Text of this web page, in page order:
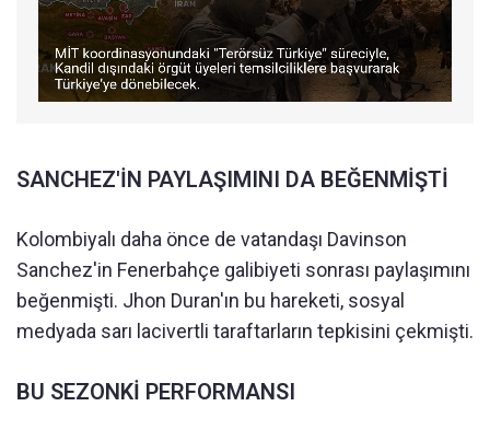
SANCHEZ'İN PAYLAŞIMINI DA BEĞENMİŞTİ
Kolombiyalı daha önce de vatandaşı Davinson
Sanchez'in Fenerbahçe galibiyeti sonrası paylaşımını
beğenmişti. Jhon Duran'ın bu hareketi, sosyal
medyada sarı lacivertli taraftarların tepkisini çekmişti.
BU SEZONKİ PERFORMANSI